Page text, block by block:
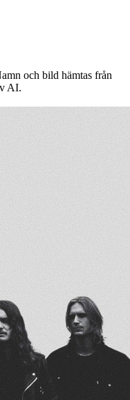
och bild hämtas från
AI.